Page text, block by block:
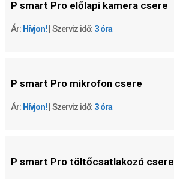
P smart Pro előlapi kamera csere
Ár: Hívjon! | Szerviz idő: 3 óra
P smart Pro mikrofon csere
Ár: Hívjon! | Szerviz idő: 3 óra
P smart Pro töltőcsatlakozó csere